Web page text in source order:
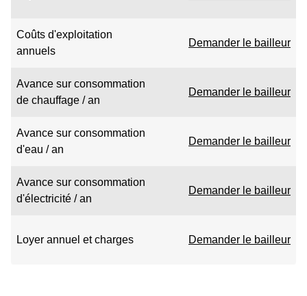
Coûts d'exploitation
annuels
Demander le bailleur
Avance sur consommation
de chauffage / an
Demander le bailleur
Avance sur consommation
d'eau / an
Demander le bailleur
Avance sur consommation
d'électricité / an
Demander le bailleur
Loyer annuel et charges Demander le bailleur